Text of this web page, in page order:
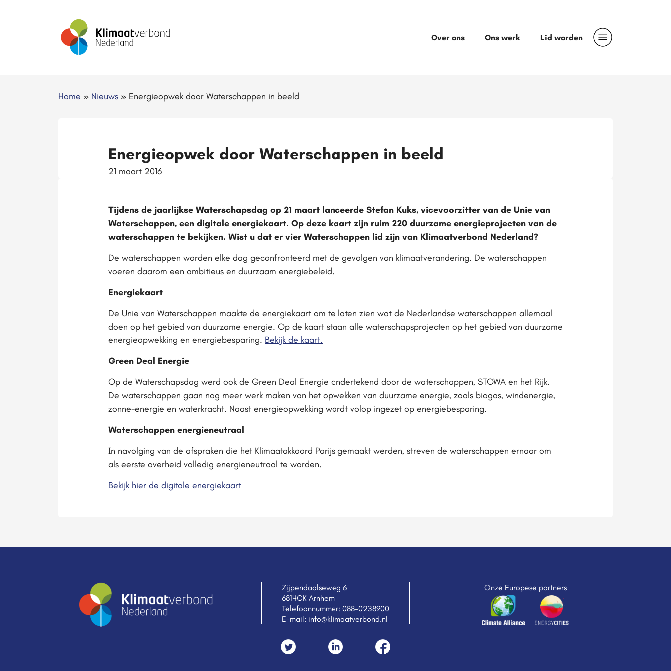
Over ons Ons werk Lid worden
Home » Nieuws » Energieopwek door Waterschappen in beeld
Energieopwek door Waterschappen in beeld
21 maart 2016
Tijdens de jaarlijkse Waterschapsdag op 21 maart lanceerde Stefan Kuks, vicevoorzitter van de Unie van
Waterschappen, een digitale energiekaart. Op deze kaart zijn ruim 220 duurzame energieprojecten van de
waterschappen te bekijken. Wist u dat er vier Waterschappen lid zijn van Klimaatverbond Nederland?
De waterschappen worden elke dag geconfronteerd met de gevolgen van klimaatverandering. De waterschappen
voeren daarom een ambitieus en duurzaam energiebeleid.
Energiekaart
De Unie van Waterschappen maakte de energiekaart om te laten zien wat de Nederlandse waterschappen allemaal
doen op het gebied van duurzame energie. Op de kaart staan alle waterschapsprojecten op het gebied van duurzame
energieopwekking en energiebesparing. Bekijk de kaart.
Green Deal Energie
Op de Waterschapsdag werd ook de Green Deal Energie ondertekend door de waterschappen, STOWA en het Rijk.
De waterschappen gaan nog meer werk maken van het opwekken van duurzame energie, zoals biogas, windenergie,
zonne-energie en waterkracht. Naast energieopwekking wordt volop ingezet op energiebesparing.
Waterschappen energieneutraal
In navolging van de afspraken die het Klimaatakkoord Parijs gemaakt werden, streven de waterschappen ernaar om
als eerste overheid volledig energieneutraal te worden.
Bekijk hier de digitale energiekaart
Zijpendaalseweg 6
6814CK Arnhem
Telefoonnummer: 088-0238900
E-mail: info@klimaatverbond.nl
Onze Europese partners